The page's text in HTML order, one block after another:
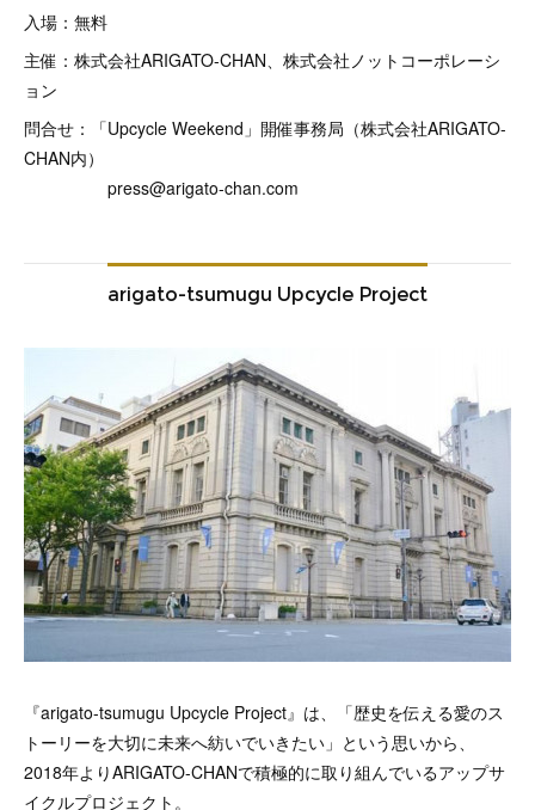
入場：無料
主催：株式会社ARIGATO-CHAN、株式会社ノットコーポレーシ
ョン
問合せ：「Upcycle Weekend」開催事務局（株式会社ARIGATO-
CHAN内）
press@arigato-chan.com
arigato-tsumugu Upcycle Project
『arigato-tsumugu Upcycle Project』は、「歴史を伝える愛のス
トーリーを大切に未来へ紡いでいきたい」という思いから、
2018年よりARIGATO-CHANで積極的に取り組んでいるアップサ
イクルプロジェクト。